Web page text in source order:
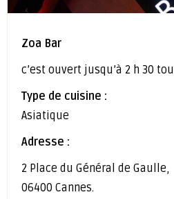
Zoa Bar
c’est ouvert jusqu’à 2 h 30
Type de cuisine :
Asiatique
Adresse :
2 Place du Général de Gaulle,
06400 Cannes.